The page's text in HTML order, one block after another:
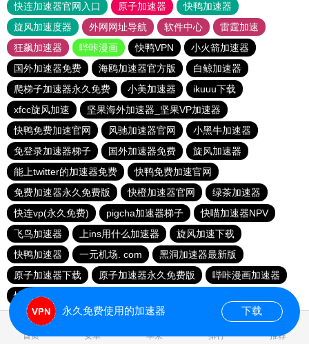
快连加速器官网入口
原子加速器
快鸭加速器
旋风加速度器
外网网址导航 软件中心
雷霆加速
狂飙加速器
哔咔漫画 快鸭VPN
小火箭加速器
国外加速器免费
海鸥加速器官方版
白鲸加速器
爬梯子加速器永久免费
小美加速器
ikuuu下载
xfcc旋风加速
坚果海外加速器_坚果VP加速器
快鸭免费加速官网
风驰加速器官网
小黑牛加速器
免登录加速器梯子
国外加速器免费
旋风加速器
能上twitter的加速器免费
快鸭免费加速官网
免费加速器永久免费版
快橙加速器官网
绿茶加速器
快连vp(永久免费)
pigcha加速器梯子
快喵加速器NPV
飞鸟加速器
上ins用什么加速器
旋风加速下载
快鸭加速器
一元机场. com
黑洞加速器最新版
原子加速器下载
原子加速器永久免费版
哔咔漫画加速器
快连加速器官网入口
首页 安卓 苹果 排行 推荐
永久免费使用的加速器 下载
0.019602s